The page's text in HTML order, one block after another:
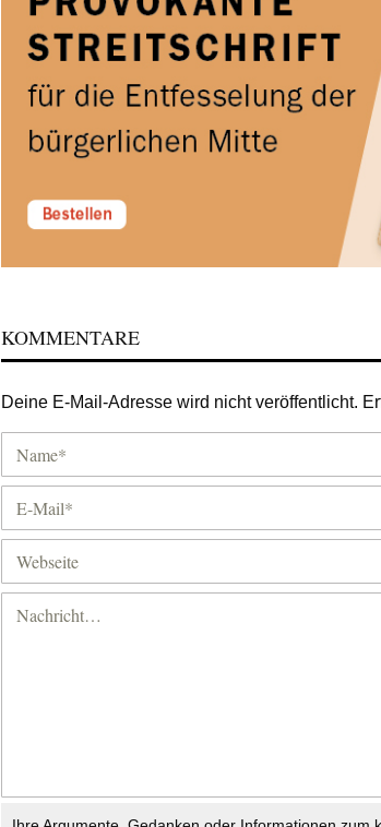
KOMMENTARE
Deine E-Mail-Adresse wird nicht veröffentlicht.